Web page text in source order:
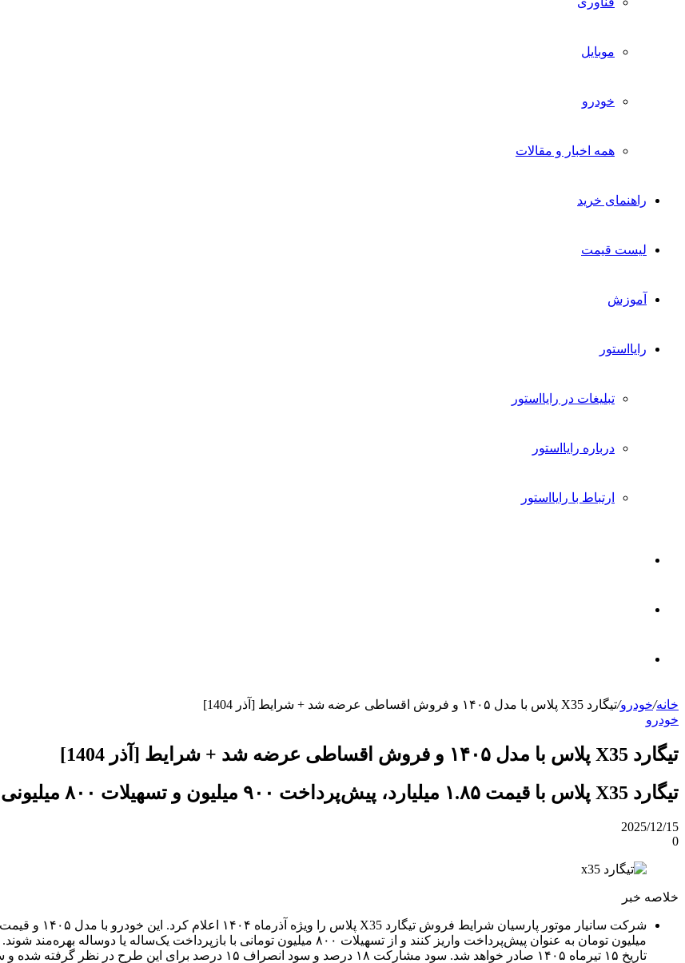
موبایل
خودرو
همه اخبار و مقالات
راهنمای خرید
لیست قیمت
آموزش
رایااستور
تبلیغات در رایااستور
درباره رایااستور
ارتباط با رایااستور
برای خانه/خودرو/تیگارد X35 پلاس با مدل ۱۴۰۵ و فروش اقساطی عرضه شد + شرایط [آذر 1404]
خودرو
تیگارد X35 پلاس با مدل ۱۴۰۵ و فروش اقساطی عرضه شد + شرایط [آذر 1404]
تیگارد X35 پلاس با قیمت ۱.۸۵ میلیارد، پیش‌پرداخت ۹۰۰ میلیون و تسهیلات ۸۰۰ میلیونی عرضه شد.
2025/12/15
0
خلاصه خبر
تاریخ ۱۵ تیرماه ۱۴۰۵ صادر خواهد شد. سود مشارکت ۱۸ درصد و سود انصراف ۱۵ درصد برای این طرح در نظر گرفته شده و سند خودرو تا پایان اقساط در رهن شرکت باقی می‌ماند.